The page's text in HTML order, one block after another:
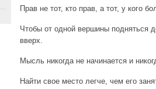
Прав не тот, кто прав, а тот, у кого
Чтобы от одной вершины подняться
вверх.
Мысль никогда не начинается и
Найти свое место легче, чем его